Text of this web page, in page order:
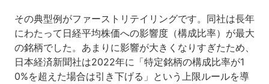
その典型例がファーストリテイリングです。同社は長年
にわたって日経平均株価への影響度（構成比率）が最大
の銘柄でした。あまりに影響が大きくなりすぎたため、
日本経済新聞社は2022年に「特定銘柄の構成比率が1
0%を超えた場合は引き下げる」という上限ルールを導